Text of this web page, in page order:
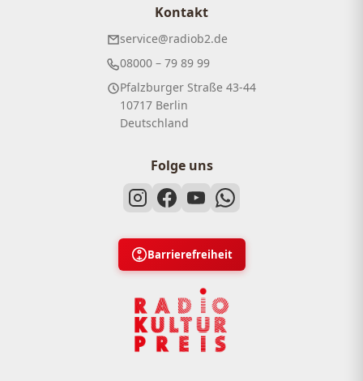
Kontakt
service@radiob2.de
08000 – 79 89 99
Pfalzburger Straße 43-44
10717 Berlin
Deutschland
Folge uns
Barrierefreiheit